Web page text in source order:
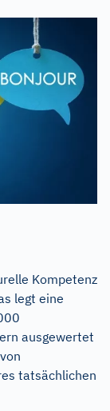
Kompetenz
legt eine
ausgewertet
tatsächlichen